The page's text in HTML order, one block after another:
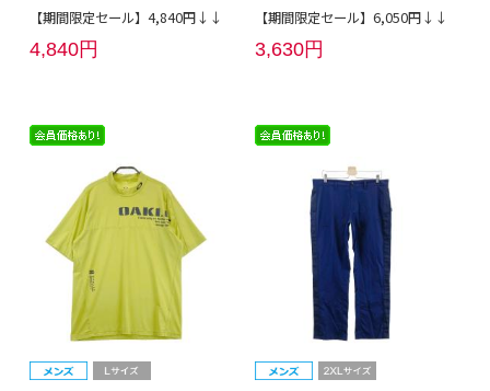
【期間限定セール】4,840円↓↓
4,840円
【期間限定セール】6,050円↓↓
3,630円